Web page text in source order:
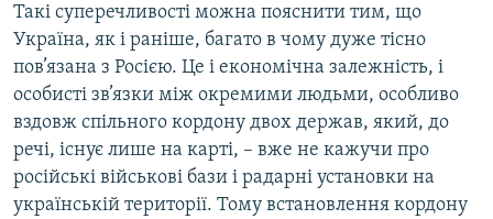
Такі суперечливості можна пояснити тим, що
Україна, як і раніше, багато в чому дуже тісно
пов’язана з Росією. Це і економічна залежність, і
особисті зв’язки між окремими людьми, особливо
вздовж спільного кордону двох держав, який, до
речі, існує лише на карті, – вже не кажучи про
російські військові бази і радарні установки на
українській території. Тому встановлення кордону